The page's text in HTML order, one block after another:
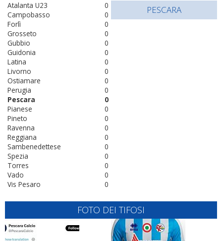
0
Atalanta U23
0
Campobasso
0
Forlì
0
Grosseto
0
Gubbio
0
Guidonia
0
Latina
0
Livorno
0
Ostiamare
0
Perugia
0
Pescara
0
Pianese
0
Pineto
0
Ravenna
0
Reggiana
0
Sambenedettese
0
Spezia
0
Torres
0
Vado
0
Vis Pesaro
PESCARA
FOTO DEI TIFOSI